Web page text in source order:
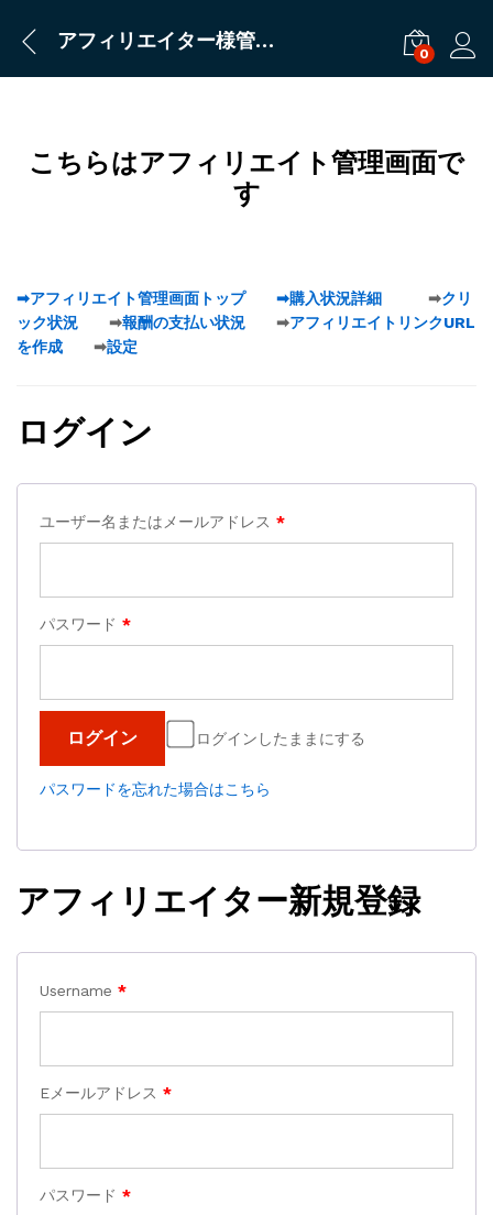
アフィリエイター様管理画面
0
こちらはアフィリエイト管理画面で
す
➡アフィリエイト管理画面トップ ➡購入状況詳細 ➡クリ
ック状況 ➡報酬の支払い状況 ➡アフィリエイトリンクURL
を作成 ➡設定
ログイン
ユーザー名またはメールアドレス *
パスワード *
ログインしたままにする
パスワードを忘れた場合はこちら
アフィリエイター新規登録
Username *
Eメールアドレス *
パスワード *